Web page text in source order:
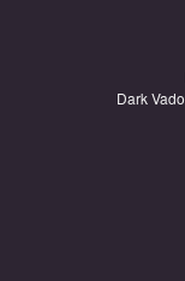
Dark